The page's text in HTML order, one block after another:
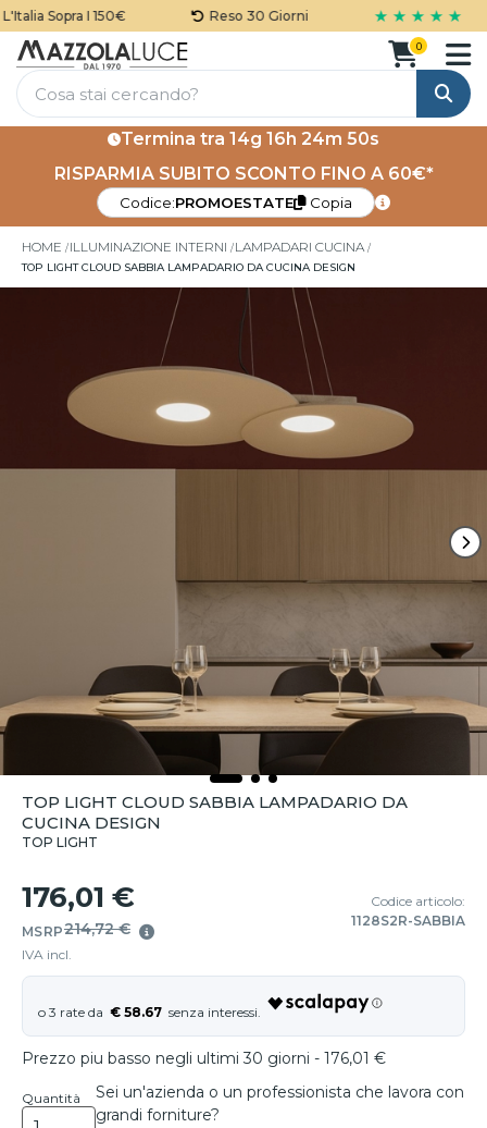
Sopra I 150€ Reso 30 Giorni ★ ★ ★ ★ ★
Cerca
0
Termina tra 14g 16h 24m 49s
RISPARMIA SUBITO SCONTO FINO A 60€*
Codice:PROMOESTATE Copia
HOME ILLUMINAZIONE INTERNI LAMPADARI CUCINA
TOP LIGHT CLOUD SABBIA LAMPADARIO DA CUCINA DESIGN
TOP LIGHT CLOUD SABBIA LAMPADARIO DA
CUCINA DESIGN
TOP LIGHT
176,01 €
MSRP214,72 €
IVA incl.
Codice articolo:
1128S2R-SABBIA
€ 58.67
Prezzo piu basso negli ultimi 30 giorni - 176,01 €
Quantità
Sei un'azienda o un professionista che lavora con
grandi forniture?